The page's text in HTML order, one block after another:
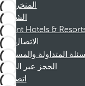
المنخرطين
الشركاء
Dorint Hotels &
الاتصال
المتداولة والمساعدة
الحجز عبر الهاتف
اتصل بنا